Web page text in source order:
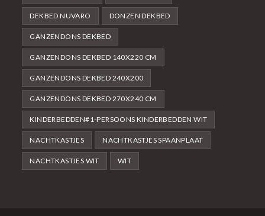
DEKBED NUVARO DONZEN DEKBED
GANZENDONS DEKBED
GANZENDONS DEKBED 140X220 CM
GANZENDONS DEKBED 240X200
GANZENDONS DEKBED 270X240 CM
KINDERBEDDEN#1-PERSOONS KINDERBEDDEN WIT
NACHTKASTJES NACHTKASTJES SPAANPLAAT
NACHTKASTJES WIT WIT